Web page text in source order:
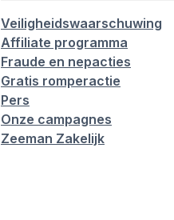
Veiligheidswaarschuwing
Affiliate programma
Fraude en nepacties
Gratis romperactie
Pers
Onze campagnes
Zeeman Zakelijk